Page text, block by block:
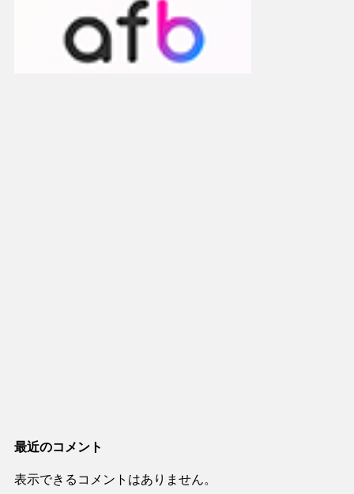
最近のコメント
表示できるコメントはありません。